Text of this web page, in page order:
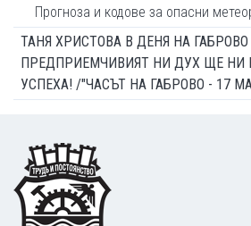
Прогноза и кодове за опасни
ТАНЯ ХРИСТОВА В ДЕНЯ НА
ПРЕДПРИЕМЧИВИЯТ НИ ДУХ ЩЕ НИ
УСПЕХА! /"ЧАСЪТ НА ГАБРОВО - 17
Footer